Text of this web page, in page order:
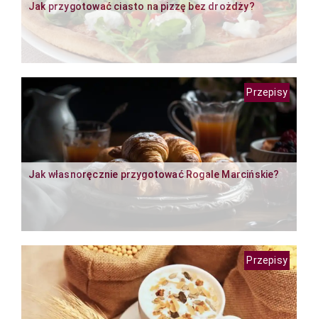
Jak przygotować ciasto na pizzę bez drożdży?
Jak własnoręcznie przygotować Rogale Marcińskie?
Przepisy
Przepisy